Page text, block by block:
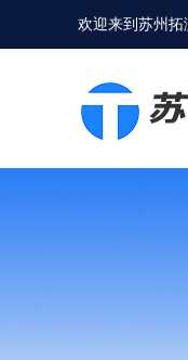
欢迎来到苏州拓